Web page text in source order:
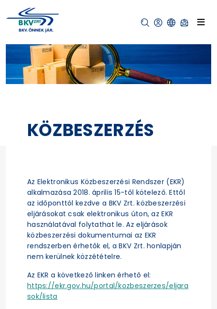
KÖZBESZERZÉS
Az Elektronikus Közbeszerzési Rendszer (EKR)
alkalmazása 2018. április 15-től kötelező. Ettől
az időponttól kezdve a BKV Zrt. közbeszerzési
eljárásokat csak elektronikus úton, az EKR
használatával folytathat le. Az eljárások
közbeszerzési dokumentumai az EKR
rendszerben érhetők el, a BKV Zrt. honlapján
nem kerülnek közzétételre.
Az EKR a következő linken érhető el:
https://ekr.gov.hu/portal/kozbeszerzes/eljara
sok/lista